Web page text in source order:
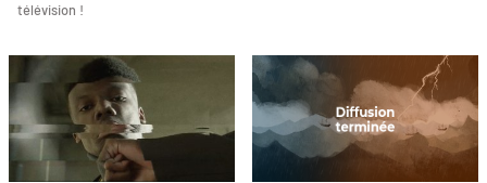
télévision !